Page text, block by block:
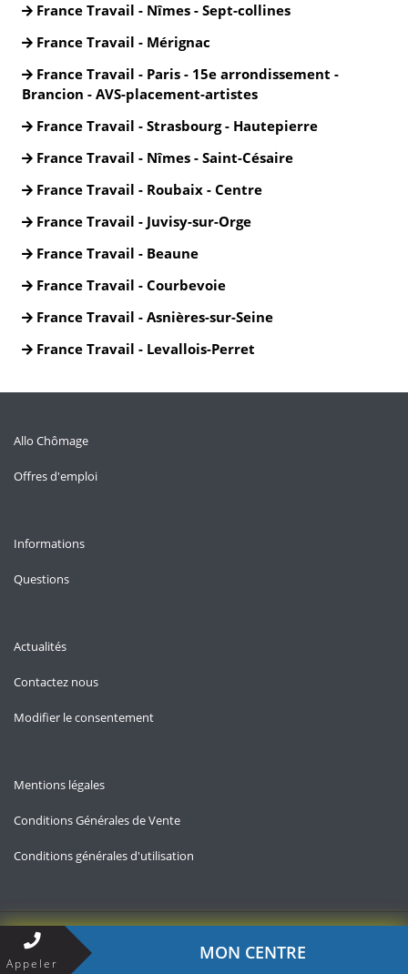
France Travail - Nîmes - Sept-collines
France Travail - Mérignac
France Travail - Paris - 15e arrondissement -
Brancion - AVS-placement-artistes
France Travail - Strasbourg - Hautepierre
France Travail - Nîmes - Saint-Césaire
France Travail - Roubaix - Centre
France Travail - Juvisy-sur-Orge
France Travail - Beaune
France Travail - Courbevoie
France Travail - Asnières-sur-Seine
France Travail - Levallois-Perret
Allo Chômage
Offres d'emploi
Informations
Questions
Actualités
Contactez nous
Modifier le consentement
Mentions légales
Conditions Générales de Vente
Conditions générales d'utilisation
Copyright © 2026 — Allo-chomage.fr
Appeler
MON CENTRE